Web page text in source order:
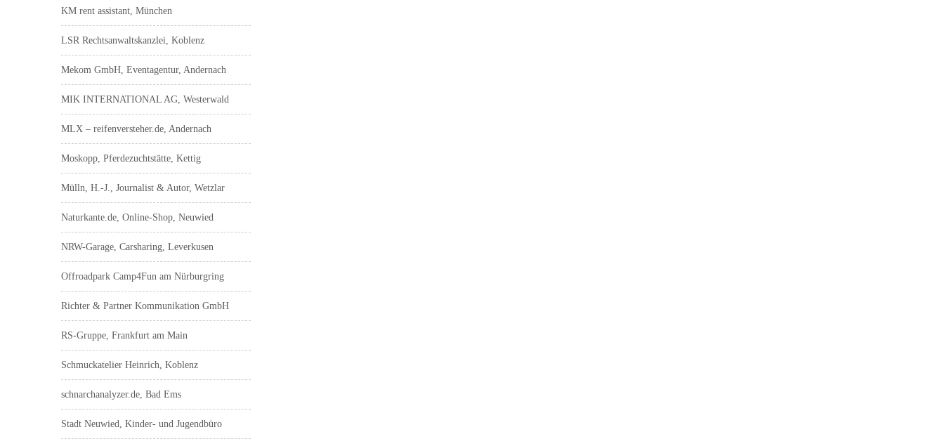
KM rent assistant, München
LSR Rechtsanwaltskanzlei, Koblenz
Mekom GmbH, Eventagentur, Andernach
MIK INTERNATIONAL AG, Westerwald
MLX – reifenversteher.de, Andernach
Moskopp, Pferdezuchtstätte, Kettig
Mülln, H.-J., Journalist & Autor, Wetzlar
Naturkante.de, Online-Shop, Neuwied
NRW-Garage, Carsharing, Leverkusen
Offroadpark Camp4Fun am Nürburgring
Richter & Partner Kommunikation GmbH
RS-Gruppe, Frankfurt am Main
Schmuckatelier Heinrich, Koblenz
schnarchanalyzer.de, Bad Ems
Stadt Neuwied, Kinder- und Jugendbüro